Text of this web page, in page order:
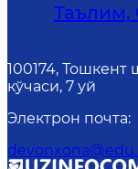
Таълим,
100174, Тошкент
кўчаси, 7 уй
Электрон почта: